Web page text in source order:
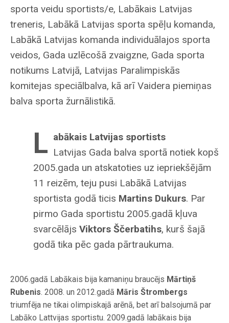
sporta veidu sportists/e, Labākais Latvijas
treneris, Labākā Latvijas sporta spēļu komanda,
Labākā Latvijas komanda individuālajos sporta
veidos, Gada uzlēcošā zvaigzne, Gada sporta
notikums Latvijā, Latvijas Paralimpiskās
komitejas speciālbalva, kā arī Vaidera piemiņas
balva sporta žurnālistikā.
L abākais Latvijas sportists
Latvijas Gada balva sportā notiek kopš
2005.gada un atskatoties uz iepriekšējām
11 reizēm, teju pusi Labākā Latvijas
sportista godā ticis Martins Dukurs. Par
pirmo Gada sportistu 2005.gadā kļuva
svarcēlājs Viktors Ščerbatihs, kurš šajā
godā tika pēc gada pārtraukuma.
2006.gadā Labākais bija kamaniņu braucējs Mārtiņš
Rubenis. 2008. un 2012.gadā Māris Štrombergs
triumfēja ne tikai olimpiskajā arēnā, bet arī balsojumā par
Labāko Lattvijas sportistu. 2009.gadā labākais bija